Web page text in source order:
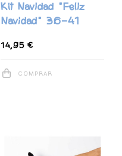
Kit Navidad "Feliz
Navidad" 36-41
14,95 €
COMPRAR